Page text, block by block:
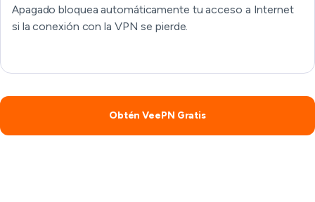
Apagado bloquea automáticamente tu acceso a Internet
si la conexión con la VPN se pierde.
Obtén VeePN Gratis